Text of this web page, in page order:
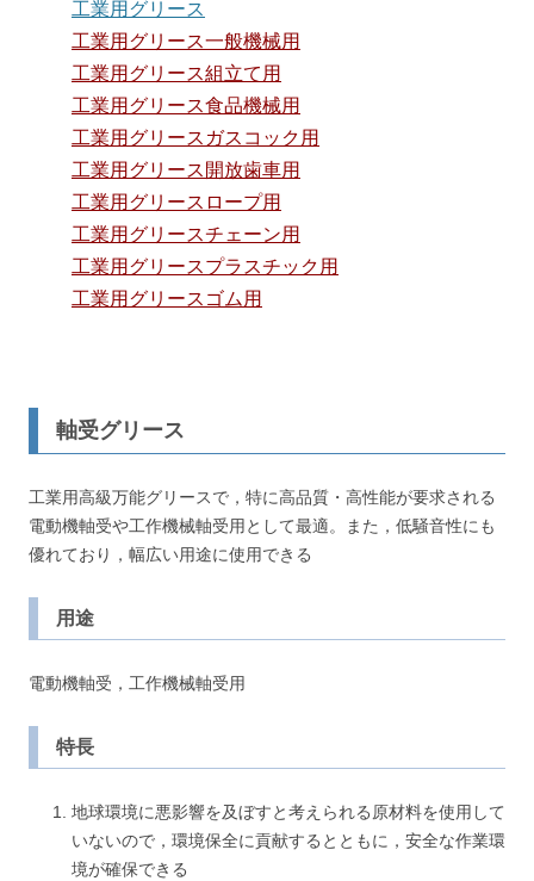
工業用グリース
工業用グリース一般機械用
工業用グリース組立て用
工業用グリース食品機械用
工業用グリースガスコック用
工業用グリース開放歯車用
工業用グリースロープ用
工業用グリースチェーン用
工業用グリースプラスチック用
工業用グリースゴム用
軸受グリース
工業用高級万能グリースで，特に高品質・高性能が要求される
電動機軸受や工作機械軸受用として最適。また，低騒音性にも
優れており，幅広い用途に使用できる
用途
電動機軸受，工作機械軸受用
特長
地球環境に悪影響を及ぼすと考えられる原材料を使用して
いないので，環境保全に貢献するとともに，安全な作業環
境が確保できる